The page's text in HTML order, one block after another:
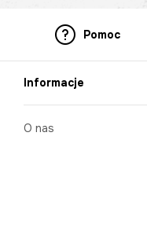
Pomoc
Informacje
O nas